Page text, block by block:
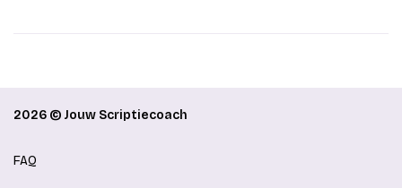
2026 © Jouw Scriptiecoach
FAQ